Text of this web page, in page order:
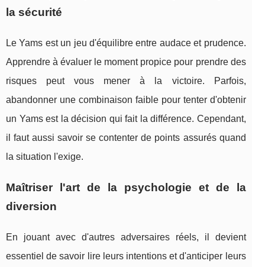
la sécurité
Le Yams est un jeu d'équilibre entre audace et prudence.
Apprendre à évaluer le moment propice pour prendre des
risques peut vous mener à la victoire. Parfois,
abandonner une combinaison faible pour tenter d'obtenir
un Yams est la décision qui fait la différence. Cependant,
il faut aussi savoir se contenter de points assurés quand
la situation l'exige.
Maîtriser l'art de la psychologie et de la
diversion
En jouant avec d'autres adversaires réels, il devient
essentiel de savoir lire leurs intentions et d'anticiper leurs